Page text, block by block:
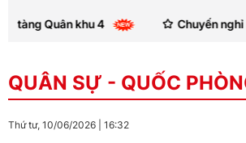
khu 4 Chuyến nghỉ phép
QUÂN SỰ - QUỐC
Thứ tư, 10/06/2026 16:32